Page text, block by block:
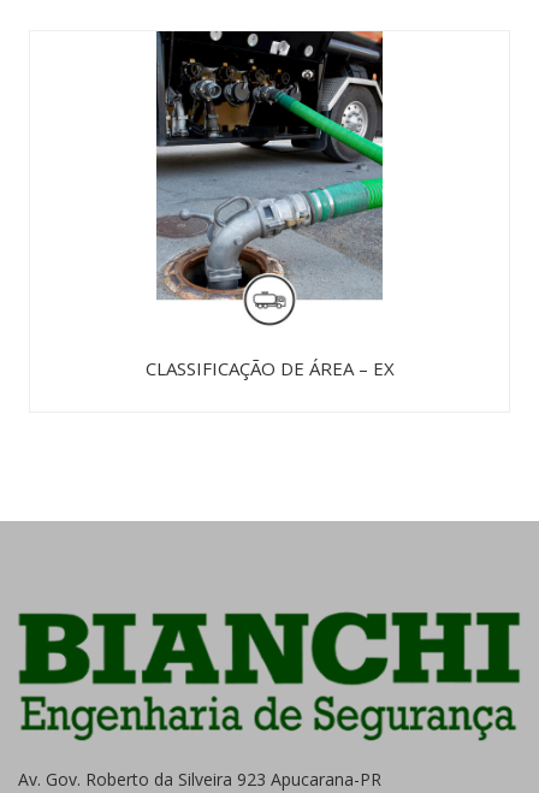
CLASSIFICAÇÃO DE ÁREA – EX
Av. Gov. Roberto da Silveira 923 Apucarana-PR